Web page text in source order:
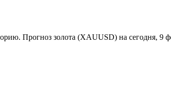
Прогноз золота (XAUUSD) на сегодня, 9